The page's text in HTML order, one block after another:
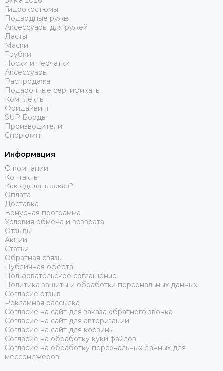
Гидрокостюмы
Подводные ружья
Аксессуары для ружей
Ласты
Маски
Трубки
Носки и перчатки
Аксессуары
Распродажа
Подарочные сертификаты
Комплекты
Фридайвинг
SUP Борды
Производители
Снорклинг
Информация
О компании
Контакты
Как сделать заказ?
Оплата
Доставка
Бонусная программа
Условия обмена и возврата
Отзывы
Акции
Статьи
Обратная связь
Публичная оферта
Пользовательское соглашение
Политика защиты и обработки персональных данных
Согласие отзыв
Рекламная рассылка
Согласие на сайт для заказа обратного звонка
Согласие на сайт для авторизации
Согласие на сайт для корзины
Согласие на обработку куки файлов
Согласие на обработку персональных данных для
мессенджеров